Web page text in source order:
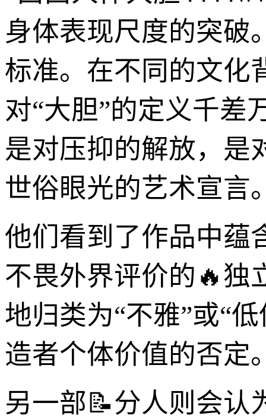
身体表现尺度的突破
标准。在不同的文化
对“大胆”的定义千差
是对压抑的解放，是
世俗眼光的艺术宣言
他们看到了作品中蕴
不畏外界评价的🔥独
地归类为“不雅”或“
造者个体价值的否定
另一部📝分人则会认